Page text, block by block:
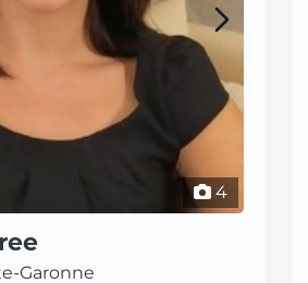
4
Garonne